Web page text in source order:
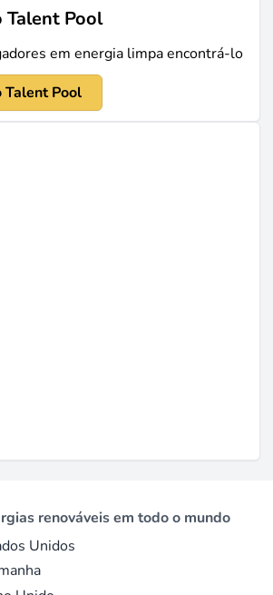
Talent Pool
em energia limpa encontrá-lo
Talent Pool
renováveis em todo o mundo
Unidos